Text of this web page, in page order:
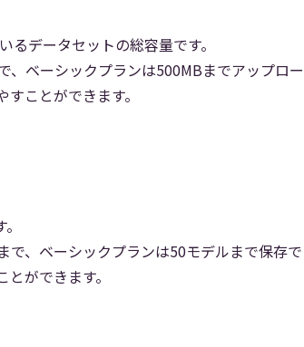
データセットの総容量です。
ベーシックプランは500MBまでアップロー
ことができます。
、ベーシックプランは50モデルまで保存
ができます。